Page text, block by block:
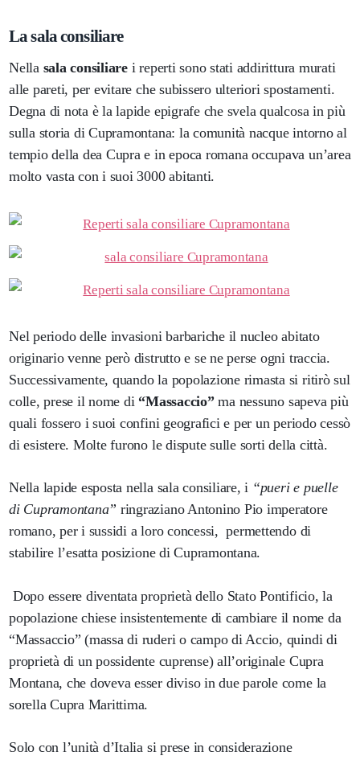
La sala consiliare
Nella sala consiliarei reperti sono stati addirittura murati
alle pareti, per evitare che subissero ulteriori spostamenti.
Degna di nota è la lapide epigrafe che svela qualcosa in più
sulla storia di Cupramontana: la comunità nacque intorno al
tempio della dea Cupra e in epoca romana occupava un’area
molto vasta con i suoi 3000 abitanti.
Nel periodo delle invasioni barbariche il nucleo abitato
originario venne però distrutto e se ne perse ogni traccia.
Successivamente, quando la popolazione rimasta si ritirò sul
colle, prese il nome di “Massaccio”ma nessuno sapeva più
quali fossero i suoi confini geografici e per un periodo cessò
di esistere. Molte furono le dispute sulle sorti della città.
Nella lapide esposta nella sala consiliare, i “pueri e puelle
di Cupramontana” ringraziano Antonino Pio imperatore
romano, per i sussidi a loro concessi, permettendo di
stabilire l’esatta posizione di Cupramontana.
Dopo essere diventata proprietà dello Stato Pontificio, la
popolazione chiese insistentemente di cambiare il nome da
“Massaccio” (massa di ruderi o campo di Accio, quindi di
proprietà di un possidente cuprense) all’originale Cupra
Montana, che doveva esser diviso in due parole come la
sorella Cupra Marittima.
Solo con l’unità d’Italia si prese in considerazione